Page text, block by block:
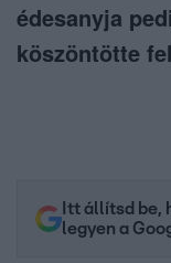
édesanyja
köszöntötte
Itt állítsd be,
legyen a